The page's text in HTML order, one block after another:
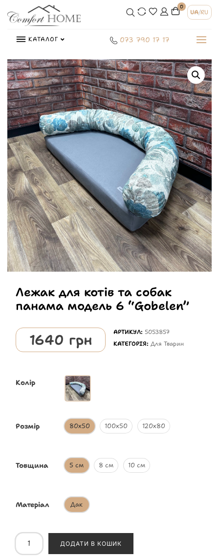
0
UA/RU
КАТАЛОГ 073 790 17 17
Лежак для котів та собак
панама модель 6 “Gobelen”
1640 грн АРТИКУЛ: 5053857
КАТЕГОРІЯ:Для Тварин
Колір
Розмір 80х50 100х50 120х80
Товщина 5 см 8 см 10 см
Матеріал Дак
ДОДАТИ В КОШИК